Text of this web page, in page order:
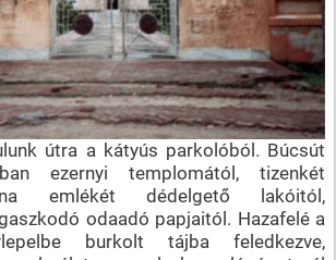
útra a kátyús parkolóból. Búcsút
ezernyi templomától, tizenkét
emlékét dédelgető lakóitól,
odaadó papjaitól. Hazafelé a
burkolt tájba feledkezve,